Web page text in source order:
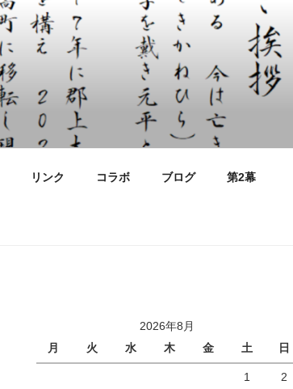
リンク コラボ ブログ 第2幕
2026年8月
月
火 水 木 金 土 日
1 2